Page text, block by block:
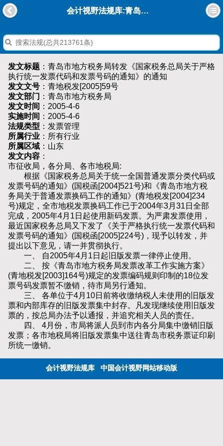
会计视野法规库:青岛市地方税务局转发《国家税务总局关于严格执行统一发票代码和发票号码的通知》的通知
发文标题 ：青岛市地方税务局转发《国家税务总局关于严格
执行统一发票代码和发票号码的通知》的通知
发文文号 ：青地税发[2005]59号
发文部门 ：青岛市地方税务局
发文时间 ：2005-4-6
实施时间 ：2005-4-6
法规类型 ：发票管理
所属行业 ：所有行业
所属区域 ：山东
发文内容 ：
市征收局，各分局、各市地税局:
根据《国家税务总局关于统一全国普通发票分类代码或
发票号码的通知》(国税函[2004]521号)和《青岛市地方税
务局关于普通发票换码工作的通知》(青地税发[2004]234
号)规定，全市地税发票换码工作已于2004年3月31日全部
完成，2005年4月1日起使用新码发票。为严肃发票使用，
最近国家税务总局又下发了《关于严格执行统一发票代码和
发票号码的通知》(国税函[2005]224号)，现予以转发，并
提出以下意见，请一并贯彻执行。
一、 自2005年4月1日起旧版发票一律停止使用。
二、 按《青岛市地方税务局发票改革工作实施方案》
(青地税发[2003]164号)规定的发票编码规则印制的18位发
票号码发票暂不缴销，待市局另行通知。
三、 各单位于4月10日前将收缴纳税人未使用的旧版发
票和内部库存的旧版发票集中封存。凡发现继续使用旧版发
票的，按总局办法予以通报，并追究相关人员的责任。
四、 4月份，市局将派人员到市内各分局集中缴销旧版
发票；各市地税局将旧版发票集中送往青岛市税务票证印刷
所统一缴销。
会计视野法规库 中国会计视野网站移动版